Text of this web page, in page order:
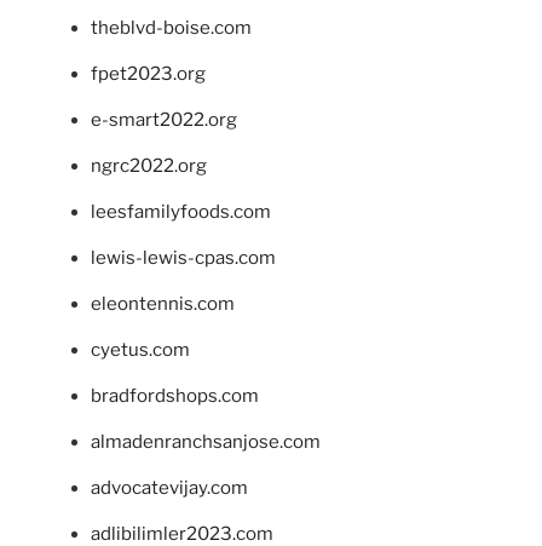
theblvd-boise.com
fpet2023.org
e-smart2022.org
ngrc2022.org
leesfamilyfoods.com
lewis-lewis-cpas.com
eleontennis.com
cyetus.com
bradfordshops.com
almadenranchsanjose.com
advocatevijay.com
adlibilimler2023.com